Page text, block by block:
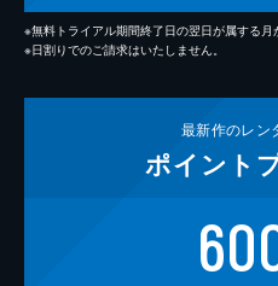
※無料トライアル期間終了日の翌日が属する月
※日割りでのご請求はいたしません。
最新作のレン
ポイント